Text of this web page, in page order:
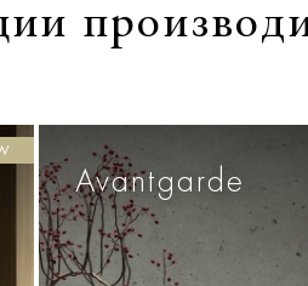
Avantgarde